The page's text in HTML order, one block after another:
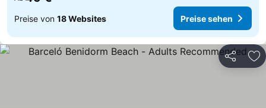
Preise von 18 Websites Preise sehen
Teilen